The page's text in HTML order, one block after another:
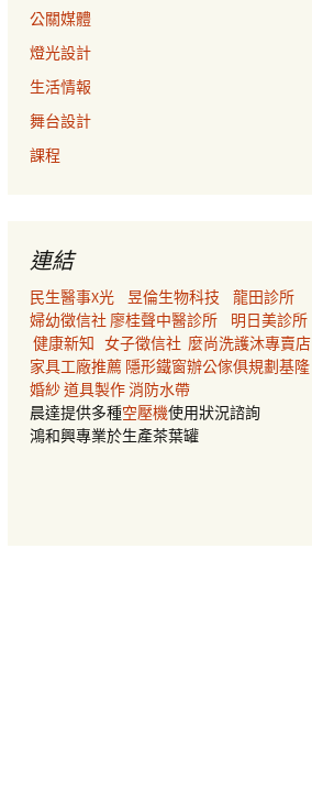
公關媒體
燈光設計
生活情報
舞台設計
課程
連結
民生醫事X光 昱倫生物科技
龍田診所
婦幼徵信社 廖桂聲中醫診所
明日美診所
健康新知 女子徵信社 麼尚洗護沐專賣店
家具工廠推薦 隱形鐵窗辦公傢俱規劃基隆
婚紗道具製作消防水帶
晨達提供多種空壓機使用狀況諮詢
鴻和興專業於生產茶葉罐